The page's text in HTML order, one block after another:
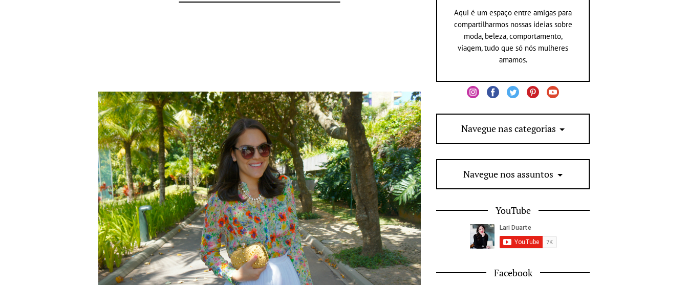
Aqui é um espaço entre amigas para
compartilharmos nossas ideias sobre
moda, beleza, comportamento,
viagem, tudo que só nós mulheres
amamos.
Navegue nas categorias
Navegue nos assuntos
YouTube
Facebook